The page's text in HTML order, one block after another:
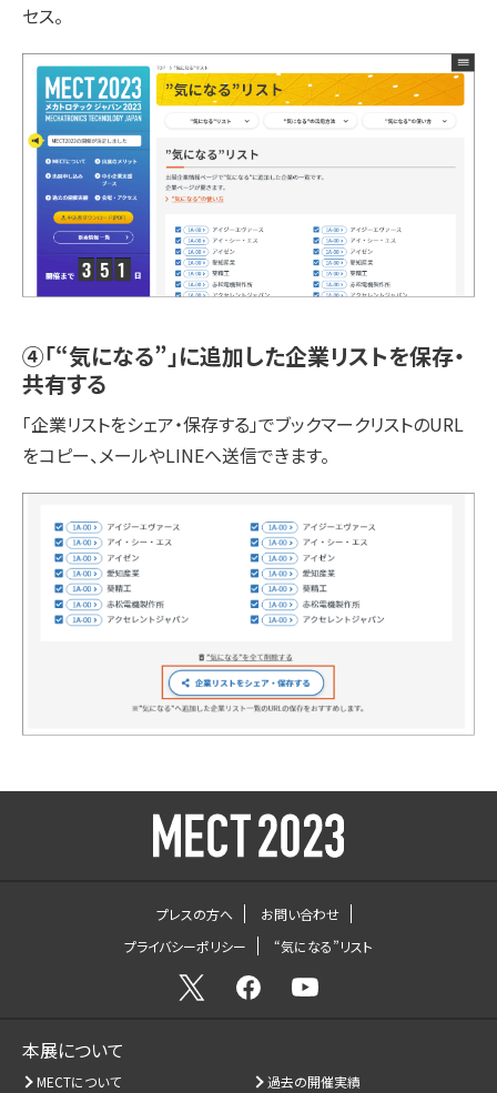
セス。
④「“気になる”」に追加した企業リストを保存・
共有する
「企業リストをシェア・保存する」でブックマークリストのURL
をコピー、メールやLINEへ送信できます。
プレスの方へ
お問い合わせ
プライバシーポリシー
“気になる”リスト
本展について
MECTについて
過去の開催実績